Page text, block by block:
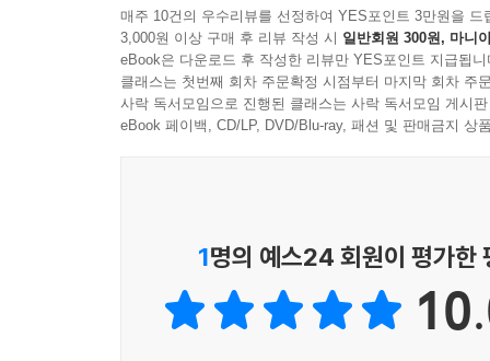
03 구성 및 대본 작성
드라마
서사 구조
스토리와 플롯
다큐멘터리란?
다큐멘터리 양식
이 책은 이런 점을 고려해 영상 제작 전 과정에 필
직접 관련된 요소만을 엄선하고, 초보자도 쉽게
노하우도 체계적으로 정리했기 때문에 현장의 실
『영상제작론 2020년 개정판』의 특징
? [동백꽃 필 무렵] 대본 등 최신 사례 수록
매주 10건의 우수리뷰를 선정하여 YES포인트 3만원을 드
3,000원 이상 구매 후 리뷰 작성 시 일반회원 300원, 마니
eBook은 다운로드 후 작성한 리뷰만 YES포인트 지급됩니
클래스는 첫번째 회차 주문확정 시점부터 마지막 회차 주
사락 독서모임으로 진행된 클래스는 사락 독서모임 게시
eBook 페이백, CD/LP, DVD/Blu-ray, 패션 및 판매금지 상
1명의 예스24 회원이 평가한